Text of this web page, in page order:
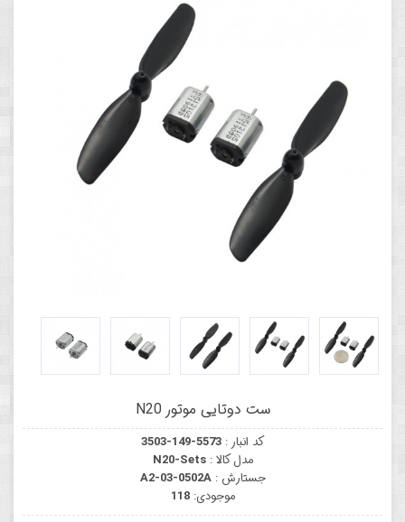
ست دوتایی موتور N20
کد انبار : 3503-149-5573
مدل کالا :N20-Sets
جستارش :A2-03-0502A
موجودی:118